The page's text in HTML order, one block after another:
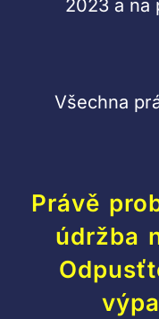
2023 a na
Všechna
Právě
údržba